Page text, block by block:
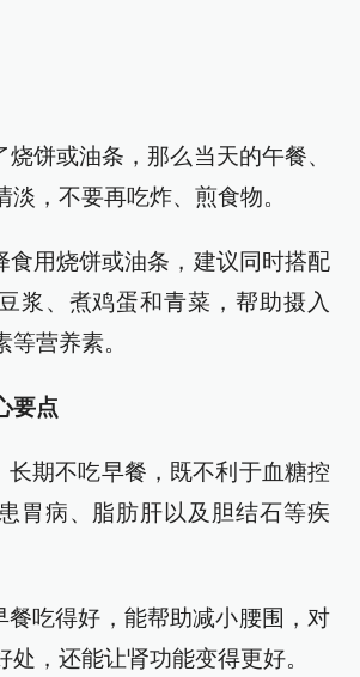
饼或油条，那么当天的午餐、
淡，不要再吃炸、煎食物。
食用烧饼或油条，建议同时搭配
浆、煮鸡蛋和青菜，帮助摄入
营养素。
要点
长期不吃早餐，既不利于血糖控
胃病、脂肪肝以及胆结石等疾
餐吃得好，能帮助减小腰围，对
处，还能让肾功能变得更好。